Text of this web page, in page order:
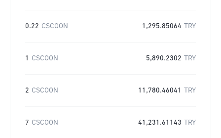
0.22 CSCOON 1,295.85064 TRY
1 CSCOON 5,890.2302 TRY
2 CSCOON 11,780.46041 TRY
7 CSCOON 41,231.61143 TRY